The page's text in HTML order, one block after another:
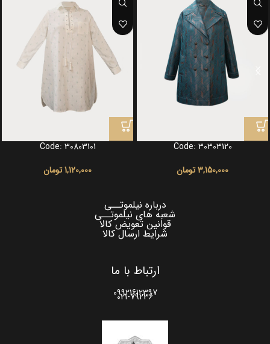
Code: 30303120
3,150,000تومان
Code: 30803101
1,120,000تومان
درباره نیلموتــی
شعبه های نیلموتــی
قوانین تعویض کالا
شرایط ارسال کالا
ارتباط با ما
09921612397
021-79236